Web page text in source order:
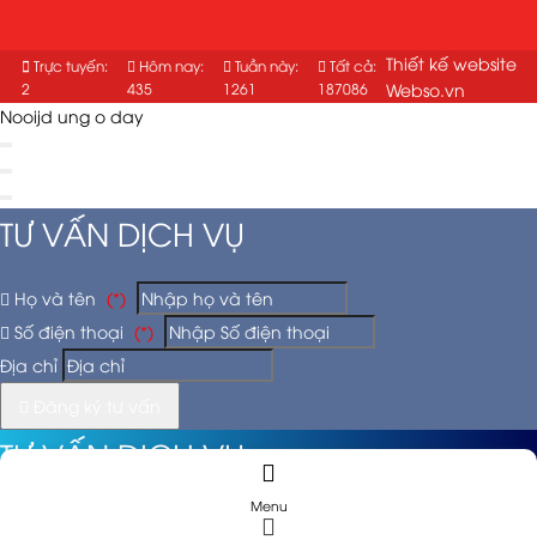
Trực tuyến:
2
Hôm nay:
435
Tuần này:
1261
Tất cả:
187086
Thiết kế website
Webso.vn
Menu
Nooijd ung o day
TƯ VẤN DỊCH VỤ
Họ và tên (*)
Số điện thoại (*)
Địa chỉ
TƯ VẤN DỊCH VỤ